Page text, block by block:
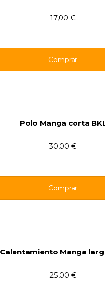
17,00 €
Comprar
Polo Manga corta
30,00 €
Comprar
Calentamiento Manga
25,00 €